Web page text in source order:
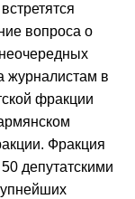
вопроса о
журналистам в
фракции
Фракция
депутатскими